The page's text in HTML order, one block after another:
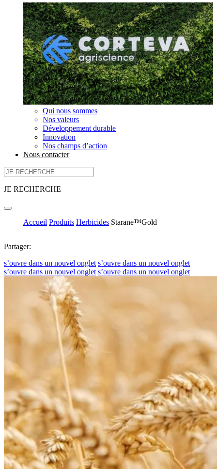
Qui nous sommes
Nos valeurs
Développement durable
Innovation
Nos champs d’action
Nous contacter
JE RECHERCHE
Accueil Produits Herbicides Starane™Gold
Partager:
s’ouvre dans un nouvel onglet s’ouvre dans un nouvel onglet
s’ouvre dans un nouvel onglet s’ouvre dans un nouvel onglet